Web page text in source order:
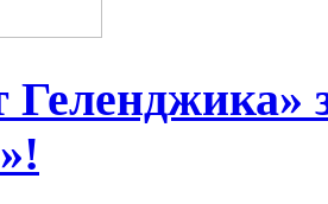
Геленджика»